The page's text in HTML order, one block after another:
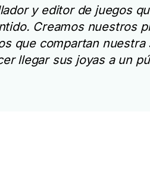
y editor de juegos
Creamos nuestros
que compartan
llegar sus joyas a un